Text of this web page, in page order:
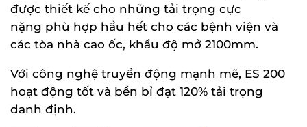
được thiết kế cho những tải trọng cực
nặng phù hợp hầu hết cho các bệnh viện và
các tòa nhà cao ốc, khẩu độ mở 2100mm.
Với công nghệ truyền động mạnh mẽ, ES 200
hoạt động tốt và bền bỉ đạt 120% tải trọng
danh định.